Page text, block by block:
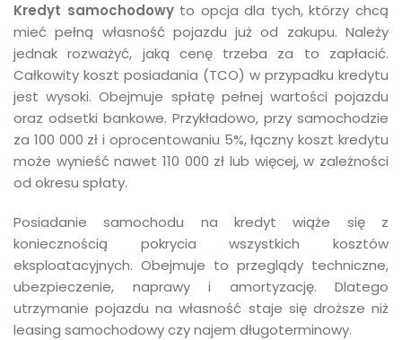
Kredyt samochodowyto opcja dla tych, którzy chcą
mieć pełną własność pojazdu już od zakupu. Należy
jednak rozważyć, jaką cenę trzeba za to zapłacić.
Całkowity koszt posiadania (TCO) w przypadku kredytu
jest wysoki. Obejmuje spłatę pełnej wartości pojazdu
oraz odsetki bankowe. Przykładowo, przy samochodzie
za 100 000 zł i oprocentowaniu 5%, łączny koszt kredytu
może wynieść nawet 110 000 zł lub więcej, w zależności
od okresu spłaty.
Posiadanie samochodu na kredyt wiąże się z
koniecznością pokrycia wszystkich kosztów
eksploatacyjnych. Obejmuje to przeglądy techniczne,
ubezpieczenie, naprawy i amortyzację. Dlatego
utrzymanie pojazdu na własność staje się droższe niż
leasing samochodowy czy najem długoterminowy.